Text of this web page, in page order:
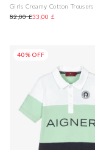
Girls Creamy Cotton Trousers
82,00 £33,00 £
40% OFF